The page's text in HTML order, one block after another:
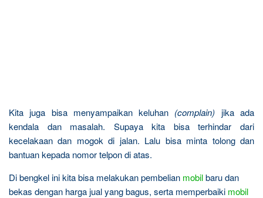
Kita juga bisa menyampaikan keluhan (complain) jika ada
kendala dan masalah. Supaya kita bisa terhindar dari
kecelakaan dan mogok di jalan. Lalu bisa minta tolong dan
bantuan kepada nomor telpon di atas.
Di bengkel ini kita bisa melakukan pembelian mobilbaru dan
bekas dengan harga jual yang bagus, serta memperbaiki mobil